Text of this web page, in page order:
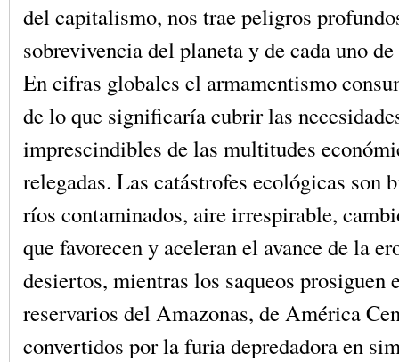
del capitalismo, nos trae peligros
sobrevivencia del planeta y de cada uno
En cifras globales el armamentismo
de lo que significaría cubrir las
imprescindibles de las multitudes
relegadas. Las catástrofes ecológicas son
ríos contaminados, aire irrespirable,
que favorecen y aceleran el avance de la
desiertos, mientras los saqueos prosiguen
reservarios del Amazonas, de América
convertidos por la furia depredadora en